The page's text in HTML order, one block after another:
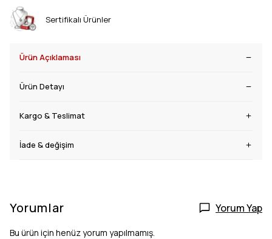
Sertifikalı Ürünler
Ürün Açıklaması
Ürün Detayı
Kargo & Teslimat
İade & değişim
Yorumlar Yorum Yap
Bu ürün için henüz yorum yapılmamış.